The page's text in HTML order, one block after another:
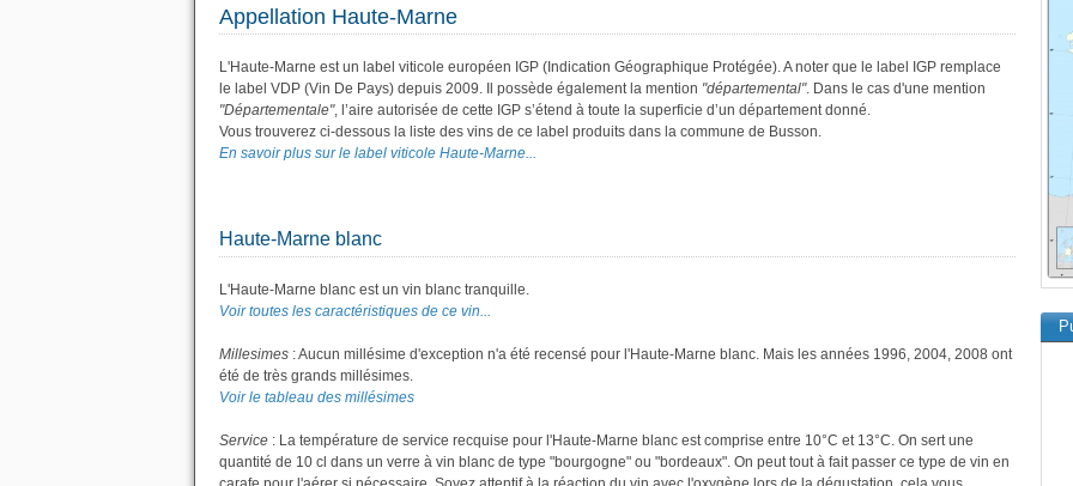
Appellation Haute-Marne
L'Haute-Marne est un label viticole européen IGP (Indication Géographique Protégée). A noter que le label IGP remplace
le label VDP (Vin De Pays) depuis 2009. Il possède également la mention "départemental". Dans le cas d'une mention
"Départementale", l’aire autorisée de cette IGP s’étend à toute la superficie d’un département donné.
Vous trouverez ci-dessous la liste des vins de ce label produits dans la commune de Busson.
En savoir plus sur le label viticole Haute-Marne...
Haute-Marne blanc
L'Haute-Marne blanc est un vin blanc tranquille.
Voir toutes les caractéristiques de ce vin...
Millesimes : Aucun millésime d'exception n'a été recensé pour l'Haute-Marne blanc. Mais les années 1996, 2004, 2008 ont
été de très grands millésimes.
Voir le tableau des millésimes
Service : La température de service recquise pour l'Haute-Marne blanc est comprise entre 10°C et 13°C. On sert une
quantité de 10 cl dans un verre à vin blanc de type "bourgogne" ou "bordeaux". On peut tout à fait passer ce type de vin en